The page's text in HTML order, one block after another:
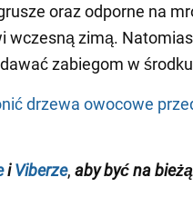
oraz odporne na
wczesną zimą.
zabiegom w
drzewa owocowe
iViberze, aby być na